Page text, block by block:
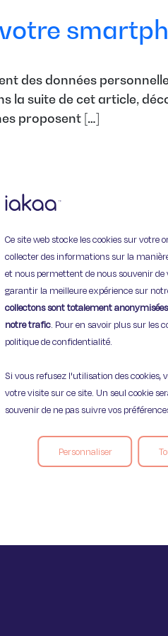
Ce site web stocke les cookies sur votre
collecter des informations sur la
et nous permettent de nous souvenir de
garantir la meilleure expérience sur
collectons sont totalement
notre trafic. Pour en savoir plus sur les
politique de confidentialité.
Si vous refusez l'utilisation des cookies,
votre visite sur ce site. Un seul cookie
souvenir de ne pas suivre vos
Personnaliser
des données
la suite de cet article,
proposent […]
11 Rue
Mentions